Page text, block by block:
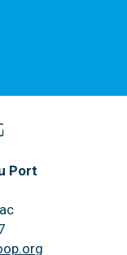
Port